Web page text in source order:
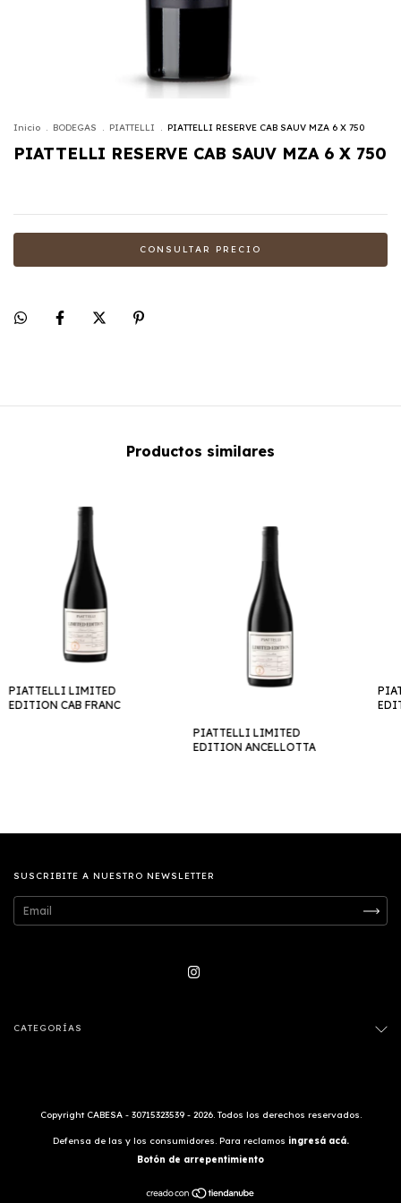
Inicio . BODEGAS . PIATTELLI . PIATTELLI RESERVE CAB SAUV MZA 6 X 750
PIATTELLI RESERVE CAB SAUV MZA 6 X 750
Productos similares
PIATTELLI LIMITED
EDITION CAB FRANC
PIATTELLI LIMITED
EDITION ANCELLOTTA
SUSCRIBITE A NUESTRO NEWSLETTER
CATEGORÍAS
Copyright CABESA - 30715323539 - 2026. Todos los derechos reservados.
Defensa de las y los consumidores. Para reclamos ingresá acá.
Botón de arrepentimiento